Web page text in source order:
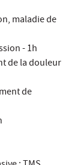
maladie de
- 1h
de la douleur
de